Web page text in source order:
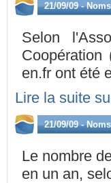
21/09/09 -
Selon
Coopération
en.fr ont été
Lire la suite
21/09/09 -
Le nombre
en un an,